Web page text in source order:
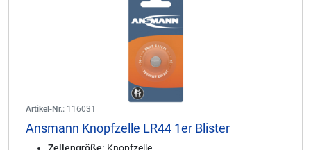
Artikel-Nr.: 116031
Ansmann Knopfzelle LR44 1er Blister